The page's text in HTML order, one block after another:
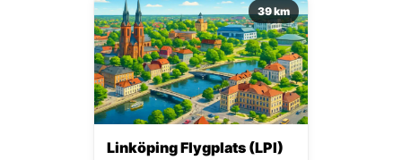
39 km
Linköping Flygplats (LPI)